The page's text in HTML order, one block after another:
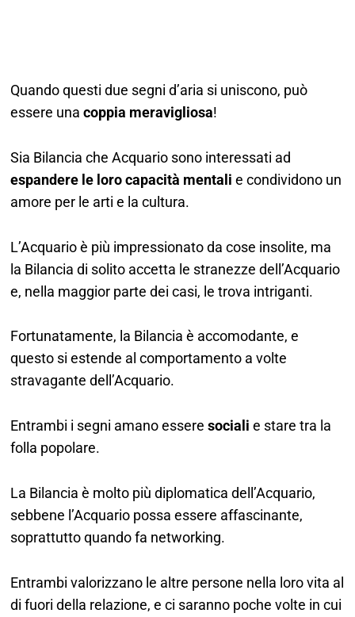
Quando questi due segni d’aria si uniscono, può
essere unacoppia meravigliosa!
Sia Bilancia che Acquario sono interessati ad
espandere le loro capacità mentali e condividono un
amore per le arti e la cultura.
L’Acquario è più impressionato da cose insolite, ma
la Bilancia di solito accetta le stranezze dell’Acquario
e, nella maggior parte dei casi, le trova intriganti.
Fortunatamente, la Bilancia è accomodante, e
questo si estende al comportamento a volte
stravagante dell’Acquario.
Entrambi i segni amano esseresociali e stare tra la
folla popolare.
La Bilancia è molto più diplomatica dell’Acquario,
sebbene l’Acquario possa essere affascinante,
soprattutto quando fa networking.
Entrambi valorizzano le altre persone nella loro vita al
di fuori della relazione, e ci saranno poche volte in cui